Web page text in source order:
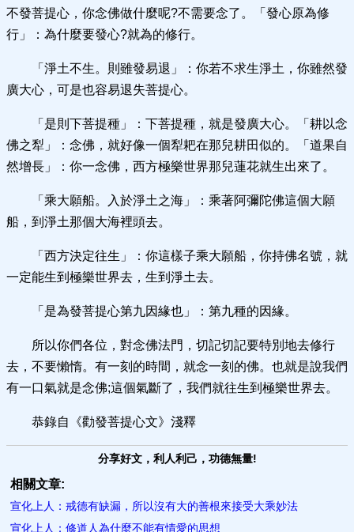
不發菩提心，你念佛做什麼呢?不需要念了。「發心原為修
行」：為什麼要發心?就為的修行。
「淨土不生。則雖發易退」：你若不求生淨土，你雖然發
廣大心，可是也容易退失菩提心。
「是則下菩提種」：下菩提種，就是發廣大心。「耕以念
佛之犁」：念佛，就好像一個犁耙在那兒耕田似的。「道果自
然增長」：你一念佛，西方極樂世界那兒蓮花就生出來了。
「乘大願船。入於淨土之海」：乘著阿彌陀佛這個大願
船，到淨土那個大海裡頭去。
「西方決定往生」：你這樣子乘大願船，你持佛名號，就
一定能生到極樂世界去，生到淨土去。
「是為發菩提心第九因緣也」：第九種的因緣。
所以你們各位，對念佛法門，切記切記要特別地去修行
去，不要懶惰。有一刻的時間，就念一刻的佛。也就是說我們
有一口氣就是念佛;這個氣斷了，我們就往生到極樂世界去。
恭錄自《勸發菩提心文》淺釋
分享好文，利人利己，功德無量!
相關文章:
宣化上人：戒德有缺漏，所以沒有大的善根來接受大乘妙法
宣化上人：修道人為什麼不能有情愛的思想